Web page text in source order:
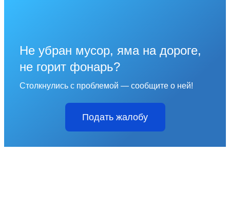
Не убран мусор, яма на дороге,
не горит фонарь?
Столкнулись с проблемой — сообщите о ней!
Подать жалобу